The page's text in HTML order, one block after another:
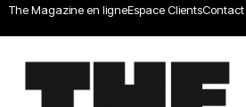
The Magazine en ligneEspace ClientsContact